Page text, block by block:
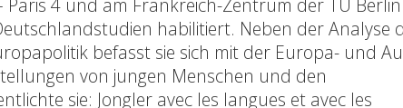
4 und am Frankreich-Zentrum der TU
habilitiert. Neben der Analyse
befasst sie sich mit der Europa- und
von jungen Menschen und den
sie: Jongler avec les langues et avec les